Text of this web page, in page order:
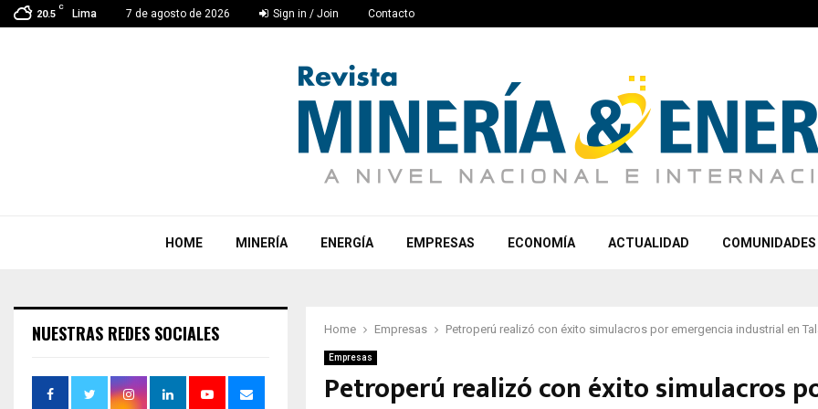
20.5
C
Lima 7 de agosto de 2026 Sign in / Join Contacto
HOME MINERÍA ENERGÍA EMPRESAS ECONOMÍA ACTUALIDAD COMUNIDADES
Home Empresas Petroperú realizó con éxito simulacros por emergencia industrial en
Empresas
Petroperú realizó con éxito simulacros
NUESTRAS REDES SOCIALES